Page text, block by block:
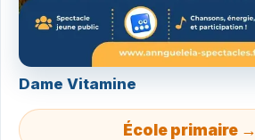
Dame Vitamine
École primaire →